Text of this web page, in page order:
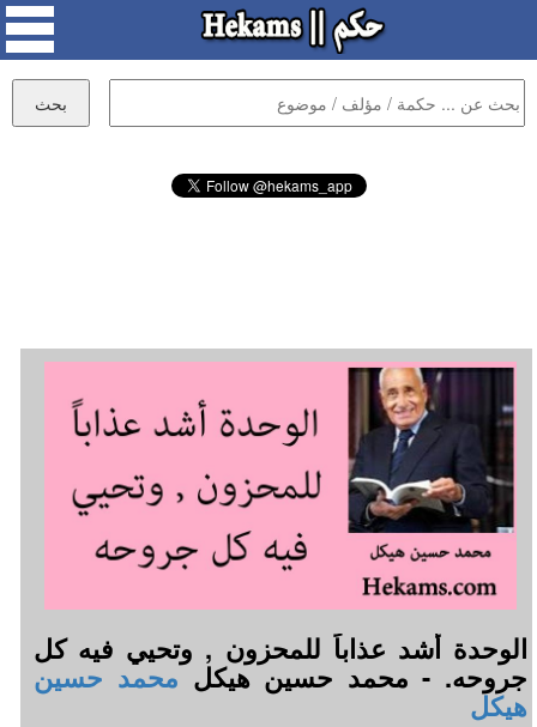
الوحدة أشد عذاباً للمحزون , وتحيي فيه كل
جروحه. - محمد حسين هيكلمحمد حسين
هيكل